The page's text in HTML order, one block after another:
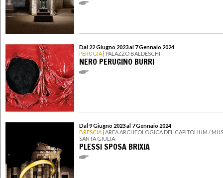
Dal 22 Giugno 2023 al 7 Gennaio 2024
PERUGIA | PALAZZO BALDESCHI
NERO PERUGINO BURRI
Dal 9 Giugno 2023 al 7 Gennaio 2024
BRESCIA | AREA ARCHEOLOGICA DEL CAPITOLIUM /
SANTA GIULIA
PLESSI SPOSA BRIXIA